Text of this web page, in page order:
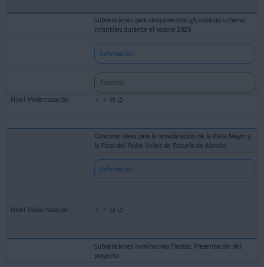
Subvenciones para campamentos y/o colonias urbanas
infantiles durante el verano 2026
Información
Tramitar
Concurso ideas para la remodelación de la Plaza Mayor y
la Plaza del Padre Vallet de Pozuelo de Alarcón
Información
Subvenciones nominativas Fiestas: Presentación del
proyecto